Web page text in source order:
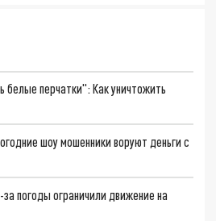
белые перчатки": Как уничтожить
шоу мошенники воруют деньги с
погоды ограничили движение на